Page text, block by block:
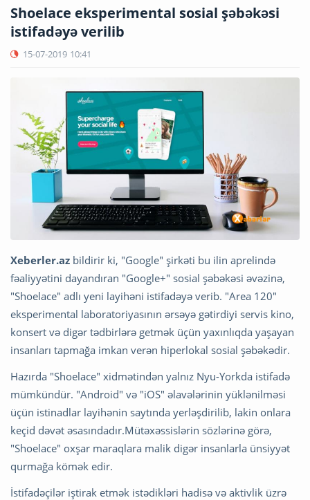
Shoelace eksperimental sosial şəbəkəsi
istifadəyə verilib
15-07-2019 10:41
Xeberler.az bildirir ki, "Google" şirkəti bu ilin aprelində
fəaliyyətini dayandıran "Google+" sosial şəbəkəsi əvəzinə,
"Shoelace" adlı yeni layihəni istifadəyə verib. "Area 120"
eksperimental laboratoriyasının ərsəyə gətirdiyi servis kino,
konsert və digər tədbirlərə getmək üçün yaxınlıqda yaşayan
insanları tapmağa imkan verən hiperlokal sosial şəbəkədir.
Hazırda "Shoelace" xidmətindən yalnız Nyu-Yorkda istifadə
mümkündür. "Android" və "iOS" əlavələrinin yüklənilməsi
üçün istinadlar layihənin saytında yerləşdirilib, lakin onlara
keçid dəvət əsasındadır.Mütəxəssislərin sözlərinə görə,
"Shoelace" oxşar maraqlara malik digər insanlarla ünsiyyət
qurmağa kömək edir.
İstifadəçilər iştirak etmək istədikləri hadisə və aktivlik üzrə